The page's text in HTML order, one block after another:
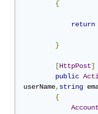
{
return
}
[HttpPost]
public
userName,string
{
Account